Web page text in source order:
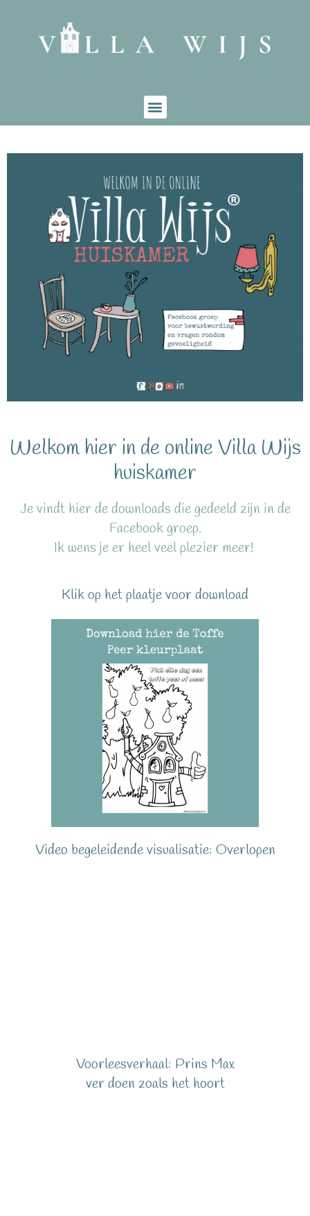
Welkom hier in de online Villa Wijs
huiskamer
Je vindt hier de downloads die gedeeld zijn in de
Facebook groep.
Ik wens je er heel veel plezier meer!
Klik op het plaatje voor download
Video begeleidende visualisatie: Overlopen
Voorleesverhaal: Prins Max
ver doen zoals het hoort